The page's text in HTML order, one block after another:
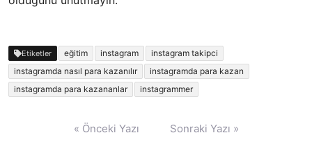
Etiketler eğitim instagram
instagram takipci
instagramda nasıl para kazanılır
instagramda para kazan
instagramda para kazananlar
instagrammer
« Önceki Yazı Sonraki Yazı »